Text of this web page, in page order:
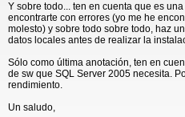
Y sobre todo... ten en cuenta que es
encontrarte con errores (yo me he
molesto) y sobre todo sobre todo, haz
datos locales antes de realizar la
Sólo como última anotación, ten en
de sw que SQL Server 2005 necesita.
rendimiento.
Un saludo,